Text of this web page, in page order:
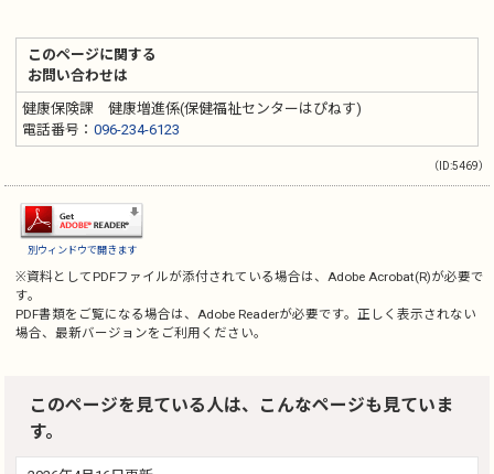
このページに関する
お問い合わせは
健康保険課 健康増進係(保健福祉センターはぴねす)
電話番号：096-234-6123
（ID:5469）
別ウィンドウで開きます
※資料としてPDFファイルが添付されている場合は、Adobe Acrobat(R)が必要で
す。
PDF書類をご覧になる場合は、Adobe Readerが必要です。正しく表示されない
場合、最新バージョンをご利用ください。
このページを見ている人は、こんなページも見ていま
す。